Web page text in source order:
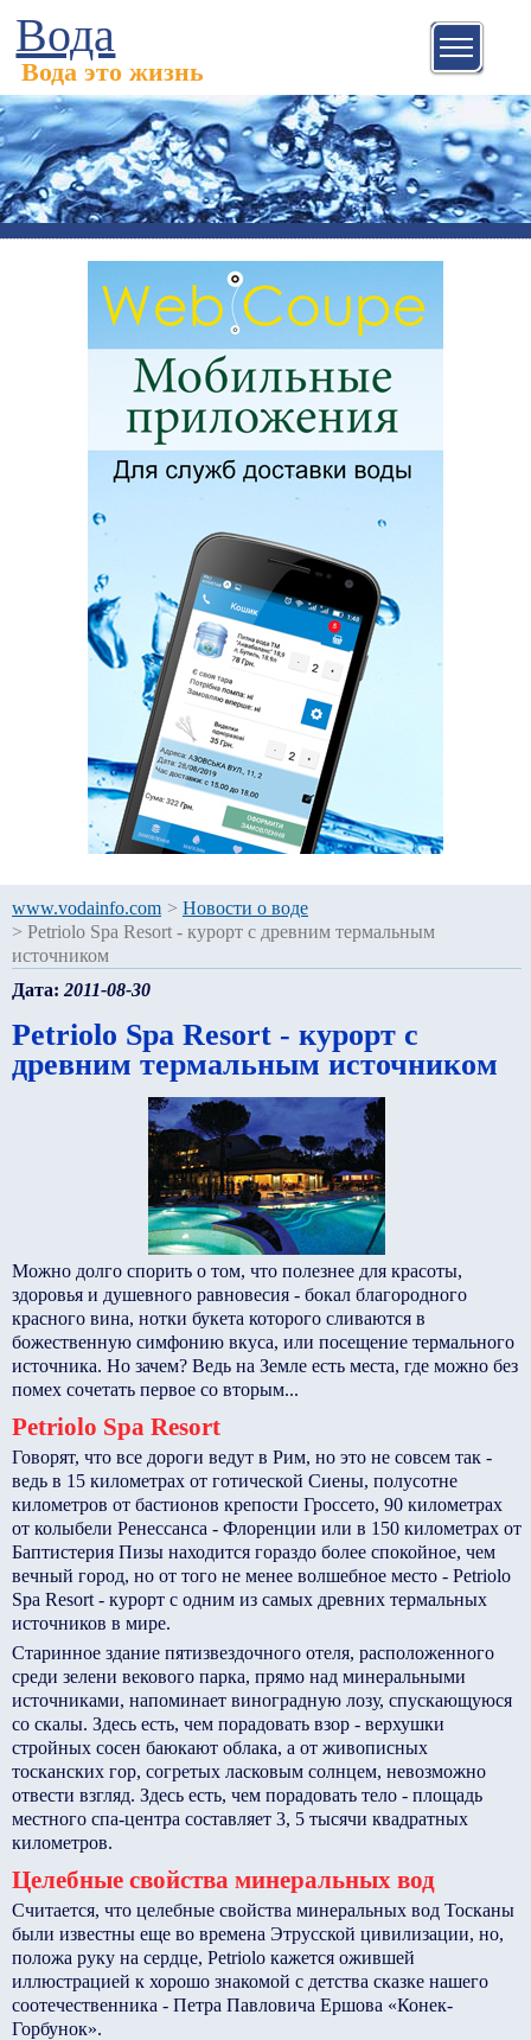
Вода
Вода это жизнь
www.vodainfo.com > Новости о воде
> Petriolo Spa Resort - курорт с древним термальным
источником
Дата: 2011-08-30
Petriolo Spa Resort - курорт с
древним термальным источником
Можно долго спорить о том, что полезнее для красоты,
здоровья и душевного равновесия - бокал благородного
красного вина, нотки букета которого сливаются в
божественную симфонию вкуса, или посещение термального
источника. Но зачем? Ведь на Земле есть места, где можно без
помех сочетать первое со вторым...
Petriolo Spa Resort
Говорят, что все дороги ведут в Рим, но это не совсем так -
ведь в 15 километрах от готической Сиены, полусотне
километров от бастионов крепости Гроссето, 90 километрах
от колыбели Ренессанса - Флоренции или в 150 километрах от
Баптистерия Пизы находится гораздо более спокойное, чем
вечный город, но от того не менее волшебное место - Petriolo
Spa Resort - курорт с одним из самых древних термальных
источников в мире.
Старинное здание пятизвездочного отеля, расположенного
среди зелени векового парка, прямо над минеральными
источниками, напоминает виноградную лозу, спускающуюся
со скалы. Здесь есть, чем порадовать взор - верхушки
стройных сосен баюкают облака, а от живописных
тосканских гор, согретых ласковым солнцем, невозможно
отвести взгляд. Здесь есть, чем порадовать тело - площадь
местного спа-центра составляет 3, 5 тысячи квадратных
километров.
Целебные свойства минеральных вод
Считается, что целебные свойства минеральных вод Тосканы
были известны еще во времена Этрусской цивилизации, но,
положа руку на сердце, Petriolo кажется ожившей
иллюстрацией к хорошо знакомой с детства сказке нашего
соотечественника - Петра Павловича Ершова «Конек-
Горбунок».